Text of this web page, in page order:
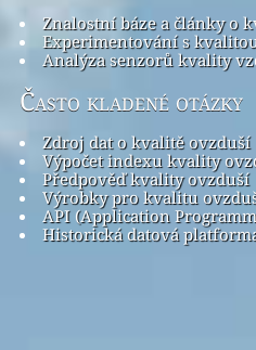
Znalostní báze a články o
Experimentování s
Analýza senzorů kvality
Často kladené otázky
Zdroj dat o kvalitě ovzduší
Výpočet indexu kvality
Předpověď kvality ovzduší
Výrobky pro kvalitu
API (Application
Historická datová